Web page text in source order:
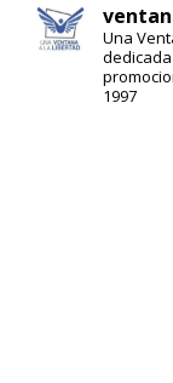
Una
1997